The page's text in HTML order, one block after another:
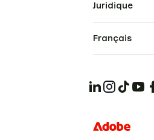
Juridique
Français